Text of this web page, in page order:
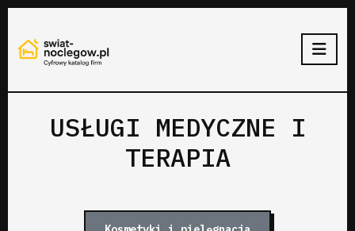
USŁUGI MEDYCZNE I
TERAPIA